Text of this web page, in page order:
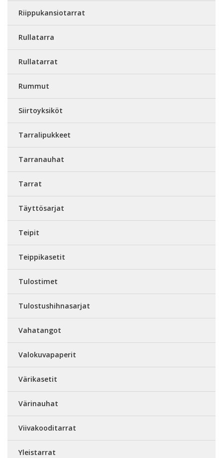
Riippukansiotarrat
Rullatarra
Rullatarrat
Rummut
Siirtoyksiköt
Tarralipukkeet
Tarranauhat
Tarrat
Täyttösarjat
Teipit
Teippikasetit
Tulostimet
Tulostushihnasarjat
Vahatangot
Valokuvapaperit
Värikasetit
Värinauhat
Viivakooditarrat
Yleistarrat